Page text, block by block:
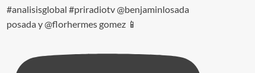
#analisisglobal #priradiotv @benjaminlosada
posada y @florhermes gomez 📱